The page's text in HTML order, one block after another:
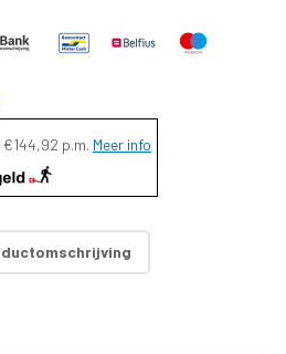
€144,92 p.m. Meer info